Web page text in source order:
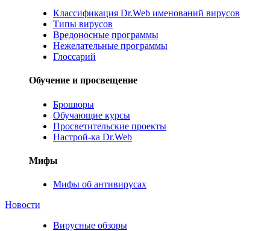
Классификация Dr.Web именований вирусов
Типы вирусов
Вредоносные программы
Нежелательные программы
Глоссарий
Обучение и просвещение
Брошюры
Обучающие курсы
Просветительские проекты
Настрой-ка Dr.Web
Мифы
Мифы об антивирусах
Новости
Вирусные обзоры